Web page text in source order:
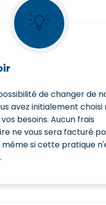
💡
de changer de
avez initialement choisi
besoins. Aucun frais
ne vous sera facturé
si cette pratique